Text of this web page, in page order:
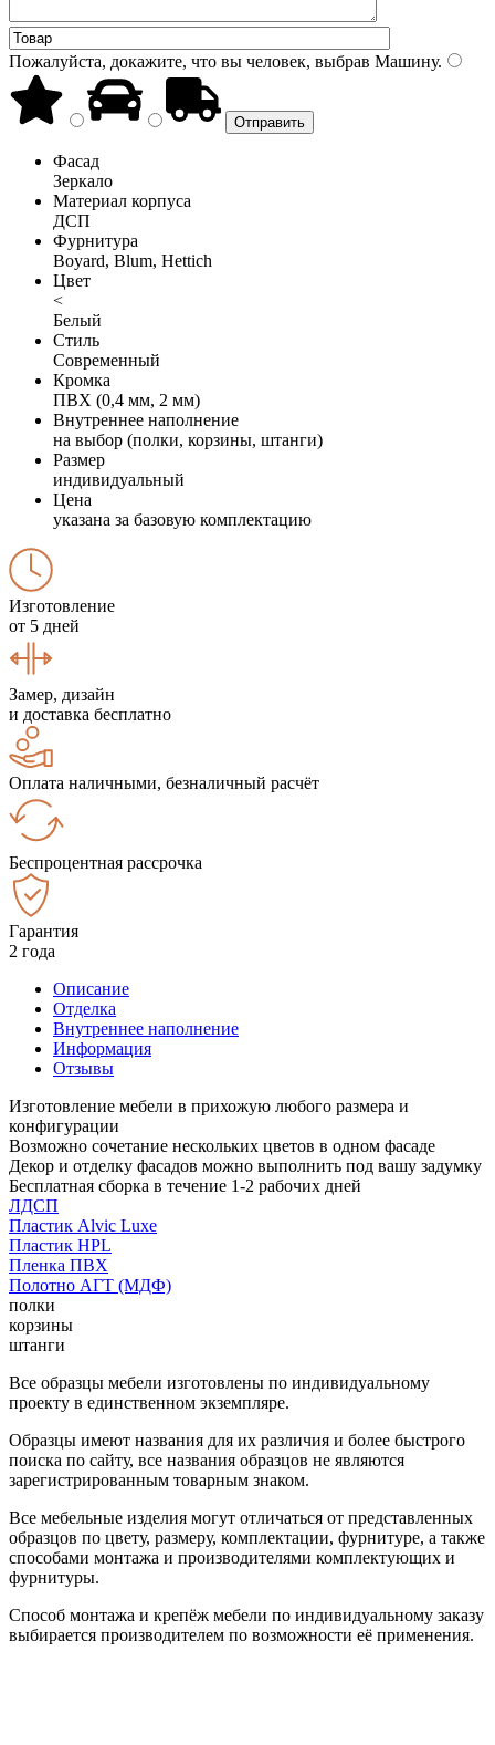
Пожалуйста, докажите, что вы человек, выбрав Машину.
Фасад
Зеркало
Материал корпуса
ДСП
Фурнитура
Boyard, Blum, Hettich
Цвет
<
Белый
Стиль
Современный
Кромка
ПВХ (0,4 мм, 2 мм)
Внутреннее наполнение
на выбор (полки, корзины, штанги)
Размер
индивидуальный
Цена
указана за базовую комплектацию
Изготовление
от 5 дней
Замер, дизайн
и доставка бесплатно
Оплата наличными, безналичный расчёт
Беспроцентная рассрочка
Гарантия
2 года
Описание
Отделка
Внутреннее наполнение
Информация
Отзывы
Изготовление мебели в прихожую любого размера и
конфигурации
Возможно сочетание нескольких цветов в одном фасаде
Декор и отделку фасадов можно выполнить под вашу задумку
Бесплатная сборка в течение 1-2 рабочих дней
ЛДСП
Пластик Alvic Luxe
Пластик HPL
Пленка ПВХ
Полотно АГТ (МДФ)
полки
корзины
штанги
Все образцы мебели изготовлены по индивидуальному
проекту в единственном экземпляре.
Образцы имеют названия для их различия и более быстрого
поиска по сайту, все названия образцов не являются
зарегистрированным товарным знаком.
Все мебельные изделия могут отличаться от представленных
образцов по цвету, размеру, комплектации, фурнитуре, а также
способами монтажа и производителями комплектующих и
фурнитуры.
Способ монтажа и крепёж мебели по индивидуальному заказу
выбирается производителем по возможности её применения.